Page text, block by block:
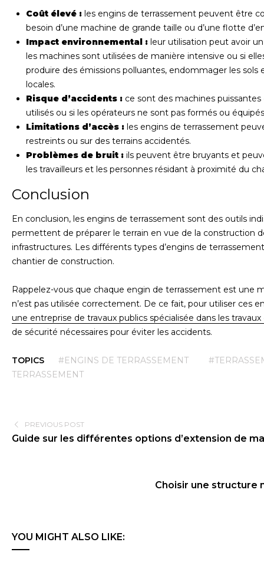
Coût élevé : les engins de terrassement peuvent être
besoin d’une machine de grande taille ou d’une flotte
Impact environnemental : leur utilisation peut avoir
les machines sont utilisées de manière intensive ou si
produire des émissions polluantes, endommager les
locales.
Risque d’accidents : ce sont des machines
utilisés ou si les opérateurs ne sont pas formés ou
Limitations d’accès : les engins de terrassement
restreints ou sur des terrains accidentés.
Problèmes de bruit : ils peuvent être bruyants et
les travailleurs et les personnes résidant à proximité du
Conclusion
En conclusion, les engins de terrassement sont des outils
permettent de préparer le terrain en vue de la construction
infrastructures. Les différents types d’engins de
chantier de construction.
Rappelez-vous que chaque engin de terrassement est une
n’est pas utilisée correctement. De ce fait, pour utiliser ces
une entreprise de travaux publics spécialisée dans les
de sécurité nécessaires pour éviter les accidents.
TOPICS #ENGINS DE TERRASSEMENT
TERRASSEMENT
PREVIOUS POST
Guide sur les différentes options d’extension de
Choisir une structure
YOU MIGHT ALSO LIKE: